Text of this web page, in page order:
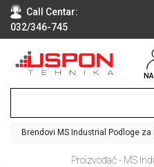
Call Centar:
032/346-745
RAČUNARI
TEHNIKA
Brendovi MS Industrial Podloge za
Proizvođač - MS